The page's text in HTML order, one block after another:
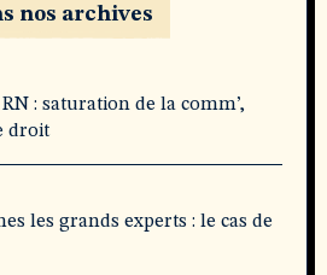
nos archives
: saturation de la comm’,
droit
les grands experts : le cas de